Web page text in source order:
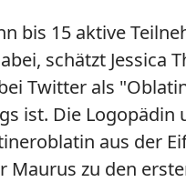
bis 15 aktive
schätzt Jessica
Twitter als
ist. Die Logopädin
aus der
Maurus zu den